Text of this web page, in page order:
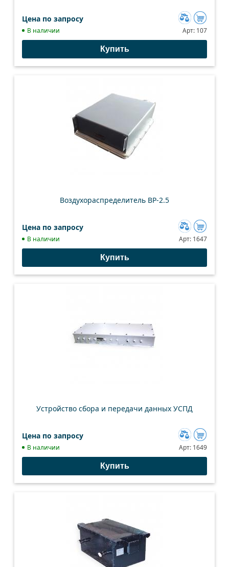
Цена по запросу
Добавить
к
В наличии Арт: 107
Купить
Воздухораспределитель ВР-2.5
Цена по запросу
Добавить
к
В наличии Арт: 1647
Купить
Устройство сбора и передачи данных УСПД
Цена по запросу
Добавить
к
В наличии Арт: 1649
Купить